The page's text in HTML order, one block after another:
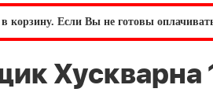
корзину. Если Вы не готовы
Хускварна